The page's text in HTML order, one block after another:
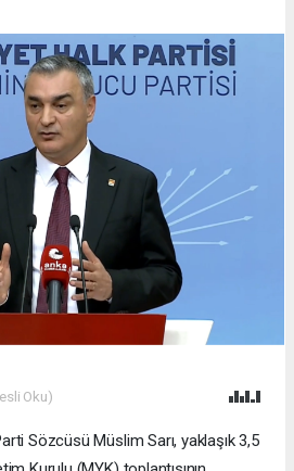
Oku)
Sözcüsü Müslim Sarı, yaklaşık 3,5